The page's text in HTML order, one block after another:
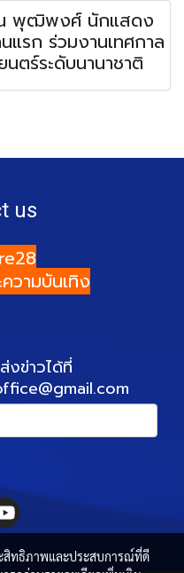
พุฒิพงศ์ นักแสดง
แรก ร่วมงานเทศกาล
ตร์ระดับนานาชาติ
us
วามบันเทิง
งข่าวได้ที่
สิทธิภาพและประสบการณ์ที่ดี